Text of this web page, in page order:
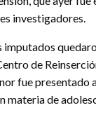
investigadores.
imputados
de
fue presentado
materia de